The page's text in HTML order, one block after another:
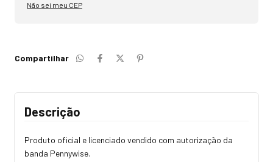
Não sei meu CEP
Compartilhar
Descrição
Produto oficial e licenciado vendido com autorização da
banda Pennywise.